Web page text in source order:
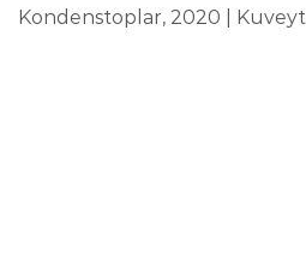
Kondenstoplar, 2020 | Kuveyt